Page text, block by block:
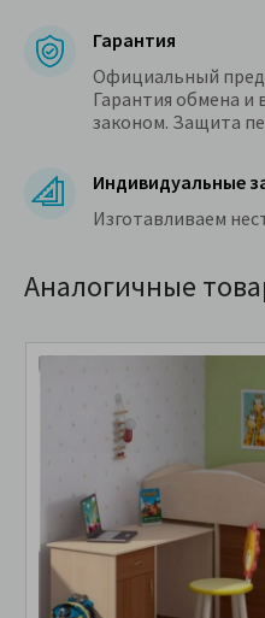
Гарантия
Официальный
Гарантия обмена и
законом. Защита
Индивидуальные
Изготавливаем
Аналогичные